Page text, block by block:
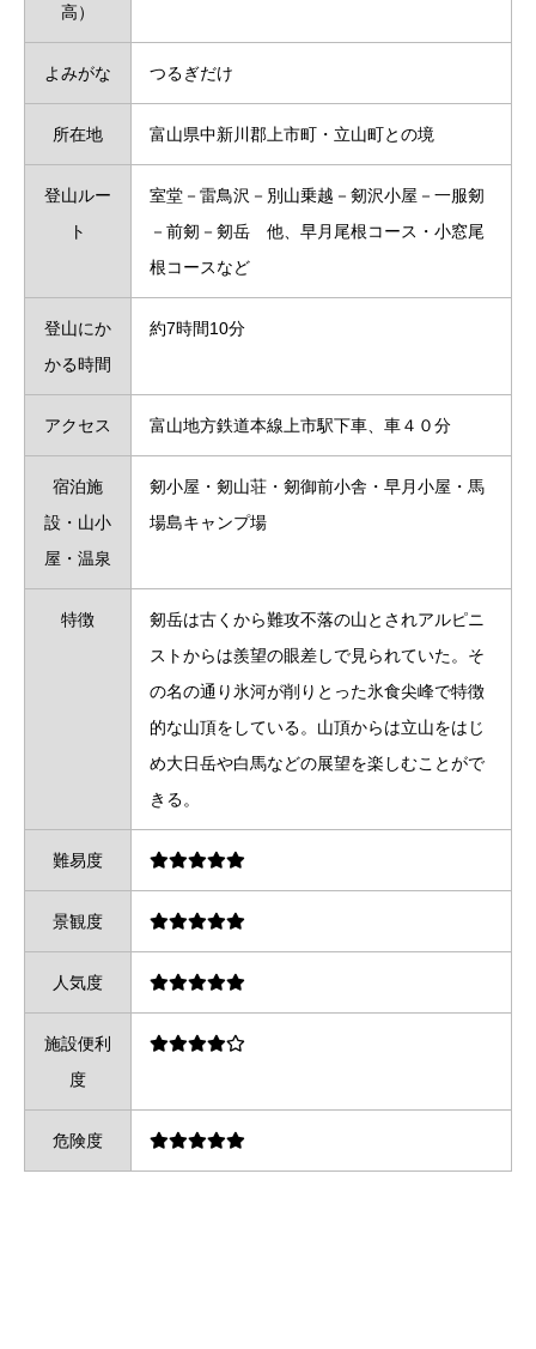
高）
よみがな つるぎだけ
所在地 富山県中新川郡上市町・立山町との境
登山ルー
ト
室堂－雷鳥沢－別山乗越－剱沢小屋－一服剱
－前剱－剱岳 他、早月尾根コース・小窓尾
根コースなど
登山にか
かる時間
約7時間10分
アクセス 富山地方鉄道本線上市駅下車、車４０分
宿泊施
設・山小
屋・温泉
剱小屋・剱山荘・剱御前小舎・早月小屋・馬
場島キャンプ場
特徴
剱岳は古くから難攻不落の山とされアルピニ
ストからは羨望の眼差しで見られていた。そ
の名の通り氷河が削りとった氷食尖峰で特徴
的な山頂をしている。山頂からは立山をはじ
め大日岳や白馬などの展望を楽しむことがで
きる。
難易度
景観度
人気度
施設便利
度
危険度